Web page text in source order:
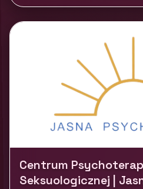
Centrum
Seksuologicznej |